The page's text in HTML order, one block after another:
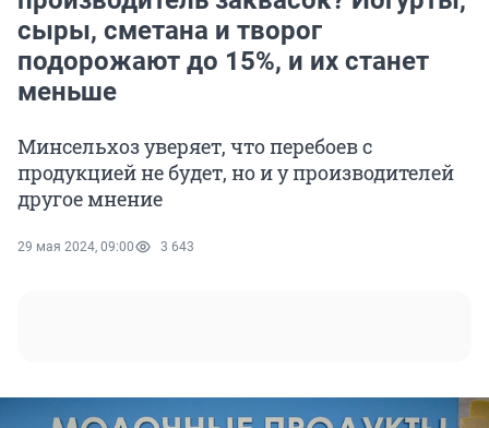
сыры, сметана и творог
подорожают до 15%, и их станет
меньше
Минсельхоз уверяет, что перебоев с
продукцией не будет, но и у производителей
другое мнение
29 мая 2024, 09:00 3 643